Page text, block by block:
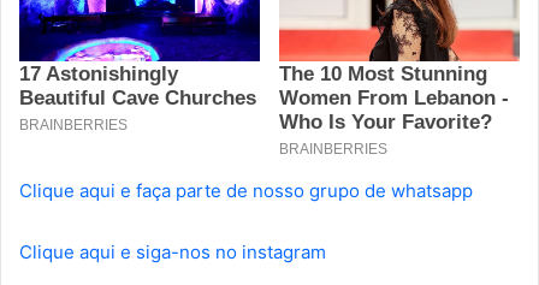
Clique aqui e faça parte de nosso grupo de whatsapp
Clique aqui e siga-nos no instagram